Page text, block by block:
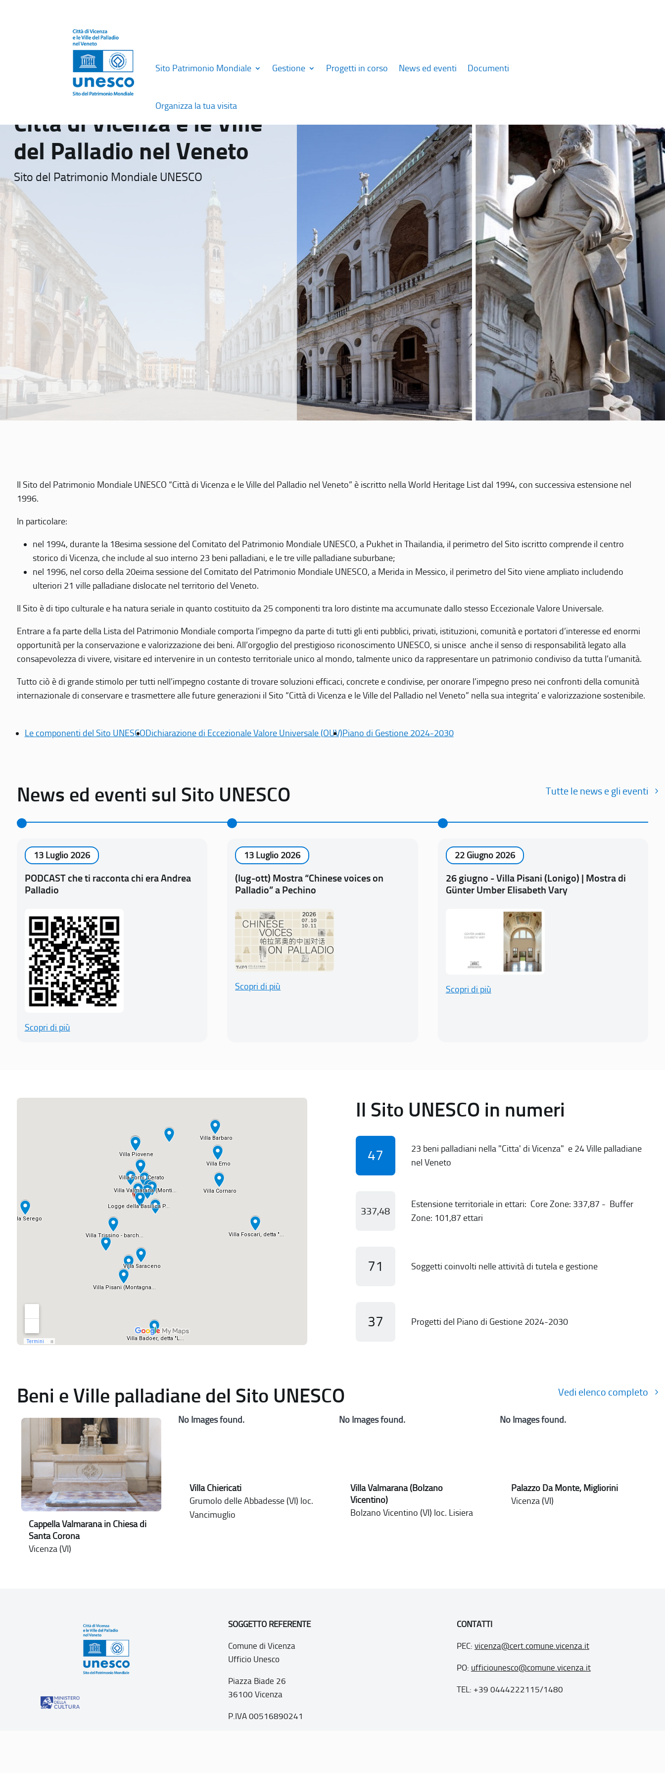
Sito Patrimonio Mondiale Gestione Progetti in corso News ed eventi Documenti
Organizza la tua visita
Città di Vicenza e le Ville
del Palladio nel Veneto
Sito del Patrimonio Mondiale UNESCO
Il Sito del Patrimonio Mondiale UNESCO “Città di Vicenza e le Ville del Palladio nel Veneto” è iscritto nella World Heritage List dal 1994, con successiva estensione nel
1996.
In particolare:
nel 1994, durante la 18esima sessione del Comitato del Patrimonio Mondiale UNESCO, a Pukhet in Thailandia, il perimetro del Sito iscritto comprende il centro
storico di Vicenza, che include al suo interno 23 beni palladiani, e le tre ville palladiane suburbane;
nel 1996, nel corso della 20eima sessione del Comitato del Patrimonio Mondiale UNESCO, a Merida in Messico, il perimetro del Sito viene ampliato includendo
ulteriori 21 ville palladiane dislocate nel territorio del Veneto.
Il Sito è di tipo culturale e ha natura seriale in quanto costituito da 25 componenti tra loro distinte ma accumunate dallo stesso Eccezionale Valore Universale.
Entrare a fa parte della Lista del Patrimonio Mondiale comporta l’impegno da parte di tutti gli enti pubblici, privati, istituzioni, comunità e portatori d’interesse ed enormi
opportunità per la conservazione e valorizzazione dei beni. All’orgoglio del prestigioso riconoscimento UNESCO, si unisce anche il senso di responsabilità legato alla
consapevolezza di vivere, visitare ed intervenire in un contesto territoriale unico al mondo, talmente unico da rappresentare un patrimonio condiviso da tutta l’umanità.
Tutto ciò è di grande stimolo per tutti nell’impegno costante di trovare soluzioni efficaci, concrete e condivise, per onorare l’impegno preso nei confronti della comunità
internazionale di conservare e trasmettere alle future generazioni il Sito “Città di Vicenza e le Ville del Palladio nel Veneto” nella sua integrita’ e valorizzazione sostenibile.
Le componenti del Sito UNESCODichiarazione di Eccezionale Valore Universale (OUV)Piano di Gestione 2024-2030
News ed eventi sul Sito UNESCO Tutte le news e gli eventi
13 Luglio 2026
PODCAST che ti racconta chi era Andrea
Palladio
Scopri di più
13 Luglio 2026
(lug-ott) Mostra “Chinese voices on
Palladio” a Pechino
Scopri di più
22 Giugno 2026
26 giugno - Villa Pisani (Lonigo) | Mostra di
Günter Umber Elisabeth Vary
Scopri di più
Il Sito UNESCO in numeri
47
23 beni palladiani nella "Citta' di Vicenza" e 24 Ville palladiane
nel Veneto
337,48
Estensione territoriale in ettari: Core Zone: 337,87 - Buffer
Zone: 101,87 ettari
71 Soggetti coinvolti nelle attività di tutela e gestione
37 Progetti del Piano di Gestione 2024-2030
Beni e Ville palladiane del Sito UNESCO Vedi elenco completo
Cappella Valmarana in Chiesa di
Santa Corona
Vicenza (VI)
No Images found.
Villa Chiericati
Grumolo delle Abbadesse (VI) loc.
Vancimuglio
No Images found.
Villa Valmarana (Bolzano
Vicentino)
Bolzano Vicentino (VI) loc. Lisiera
No Images found.
Palazzo Da Monte, Migliorini
Vicenza (VI)
SOGGETTO REFERENTE
Comune di Vicenza
Ufficio Unesco
Piazza Biade 26
36100 Vicenza
P.IVA 00516890241
CONTATTI
PEC: vicenza@cert.comune.vicenza.it
PO: ufficiounesco@comune.vicenza.it
TEL: +39 0444222115/1480